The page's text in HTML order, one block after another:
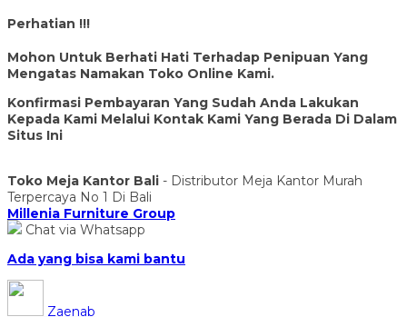
Perhatian !!!
Mohon Untuk Berhati Hati Terhadap Penipuan Yang
Mengatas Namakan Toko Online Kami.
Konfirmasi Pembayaran Yang Sudah Anda Lakukan
Kepada Kami Melalui Kontak Kami Yang Berada Di Dalam
Situs Ini
Toko Meja Kantor Bali - Distributor Meja Kantor Murah
Terpercaya No 1 Di Bali
Millenia Furniture Group
Chat via Whatsapp
Ada yang bisa kami bantu
Zaenab